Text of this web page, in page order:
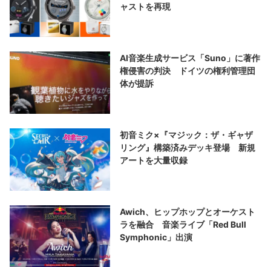
ャストを再現
AI音楽生成サービス「Suno」に著作
権侵害の判決 ドイツの権利管理団
体が提訴
初音ミク×『マジック：ザ・ギャザ
リング』構築済みデッキ登場 新規
アートを大量収録
Awich、ヒップホップとオーケスト
ラを融合 音楽ライブ「Red Bull
Symphonic」出演